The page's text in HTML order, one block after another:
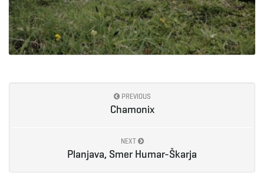
PREVIOUS
Chamonix
NEXT
Planjava, Smer Humar-Škarja